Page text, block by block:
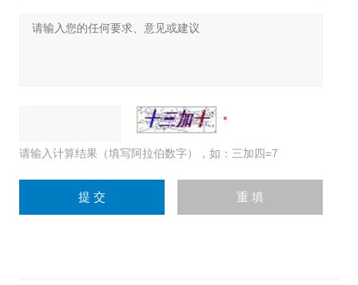
请输入计算结果（填写阿拉伯数字），如：三加四=7